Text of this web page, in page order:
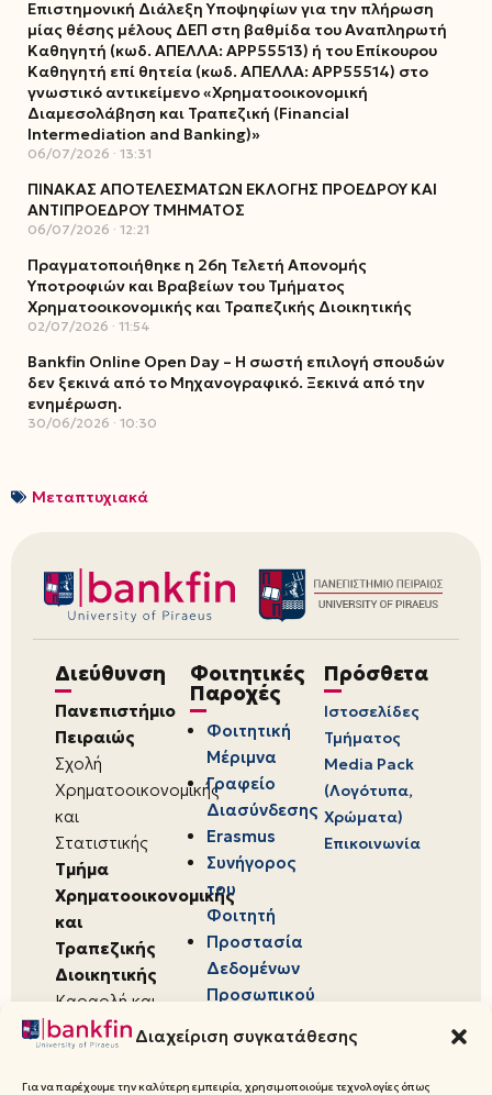
Διαχείριση συγκατάθεσης
Για να παρέχουμε την καλύτερη εμπειρία, χρησιμοποιούμε τεχνολογίες όπως
Επιστημονική Διάλεξη Υποψηφίων για την πλήρωση
μίας θέσης μέλους ΔΕΠ στη βαθμίδα του Αναπληρωτή
Καθηγητή (κωδ. ΑΠΕΛΛΑ: ΑΡΡ55513) ή του Επίκουρου
Καθηγητή επί θητεία (κωδ. ΑΠΕΛΛΑ: ΑΡΡ55514) στο
γνωστικό αντικείμενο «Χρηματοοικονομική
Διαμεσολάβηση και Τραπεζική (Financial
Intermediation and Banking)»
06/07/2026 13:31
ΠΙΝΑΚΑΣ ΑΠΟΤΕΛΕΣΜΑΤΩΝ ΕΚΛΟΓΗΣ ΠΡΟΕΔΡΟΥ ΚΑΙ
ΑΝΤΙΠΡΟΕΔΡΟΥ ΤΜΗΜΑΤΟΣ
06/07/2026 12:21
Πραγματοποιήθηκε η 26η Τελετή Απονομής
Υποτροφιών και Βραβείων του Τμήματος
Χρηματοοικονομικής και Τραπεζικής Διοικητικής
02/07/2026 11:54
Bankfin Online Open Day – Η σωστή επιλογή σπουδών
δεν ξεκινά από το Μηχανογραφικό. Ξεκινά από την
ενημέρωση.
30/06/2026 10:30
Μεταπτυχιακά
Διεύθυνση
Πανεπιστήμιο
Πειραιώς
Σχολή
Χρηματοοικονομικής
και
Στατιστικής
Τμήμα
Χρηματοοικονομικής
και
Τραπεζικής
Διοικητικής
Καραολή και
Δημητρίου 80,
18534,
Πειραιάς
Φοιτητικές
Παροχές
Φοιτητική
Μέριμνα
Γραφείο
Διασύνδεσης
Erasmus
Συνήγορος
του
Φοιτητή
Προστασία
Δεδομένων
Προσωπικού
Πρόσθετα
Ιστοσελίδες
Τμήματος
Media Pack
(Λογότυπα,
Χρώματα)
Επικοινωνία